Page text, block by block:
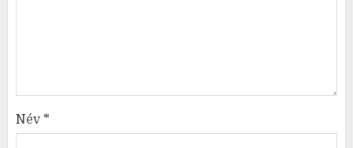
Név*